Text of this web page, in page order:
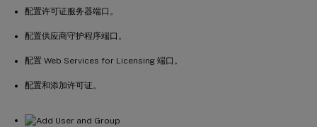
配置许可证服务器端口。
配置供应商守护程序端口。
配置 Web Services for Licensing 端口。
配置和添加许可证。